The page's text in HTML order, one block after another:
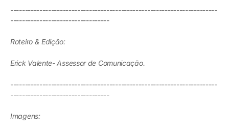
-----------------------------------------------------------------------
----------------------------------
Roteiro & Edição:
Erick Valente- Assessor de Comunicação.
-----------------------------------------------------------------------
----------------------------------
Imagens: